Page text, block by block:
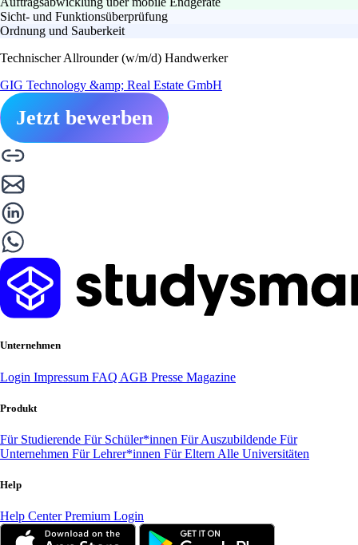
Sicht- und Funktionsüberprüfung
Ordnung und Sauberkeit
Technischer Allrounder (w/m/d) Handwerker
GIG Technology &amp; Real Estate GmbH
Jetzt bewerben
Unternehmen
Login Impressum FAQ AGB Presse Magazine
Produkt
Für Studierende Für Schüler*innen Für Auszubildende Für
Unternehmen Für Lehrer*innen Für Eltern Alle Universitäten
Help
Help CenterPremium Login